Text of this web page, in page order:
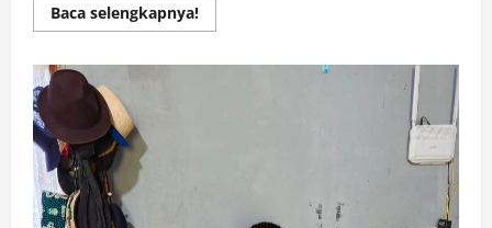
Baca selengkapnya!Read
more